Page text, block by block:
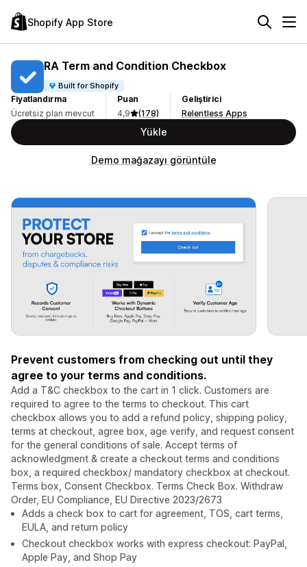
Shopify App Store
RA Term and Condition Checkbox
Built for Shopify
Fiyatlandırma
Ücretsiz plan mevcut
Puan
4,9
(178)
Geliştirici
Relentless Apps
Yükle
Demo mağazayı görüntüle
Prevent customers from checking out until they
agree to your terms and conditions.
Add a T&C checkbox to the cart in 1 click. Customers are
required to agree to the terms to checkout. This cart
checkbox allows you to add a refund policy, shipping policy,
terms at checkout, agree box, age verify, and request consent
for the general conditions of sale. Accept terms of
acknowledgment & create a checkout terms and conditions
box, a required checkbox/ mandatory checkbox at checkout.
Terms box, Consent Checkbox. Terms Check Box. Withdraw
Order, EU Compliance, EU Directive 2023/2673
Adds a check box to cart for agreement, TOS, cart terms,
EULA, and return policy
Checkout checkbox works with express checkout: PayPal,
Apple Pay, and Shop Pay